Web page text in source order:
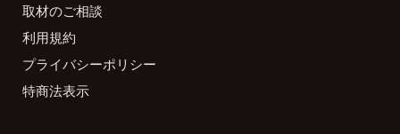
取材のご相談
利用規約
プライバシーポリシー
特商法表示